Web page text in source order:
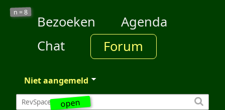
open
n =8
Bezoeken
Agenda
Chat
Forum
Niet aangemeld